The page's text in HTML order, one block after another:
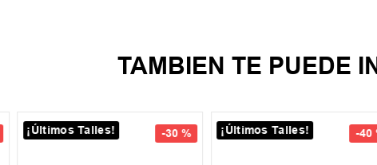
TAMBIEN TE PUEDE
-30 %
¡Últimos Talles! -40
¡Últimos Talles!